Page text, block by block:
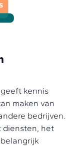
kennis
maken van
bedrijven.
diensten, het